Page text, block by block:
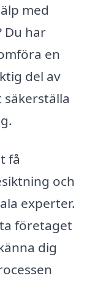
med
Du har
en
del av
få
och
experter.
företaget
dig